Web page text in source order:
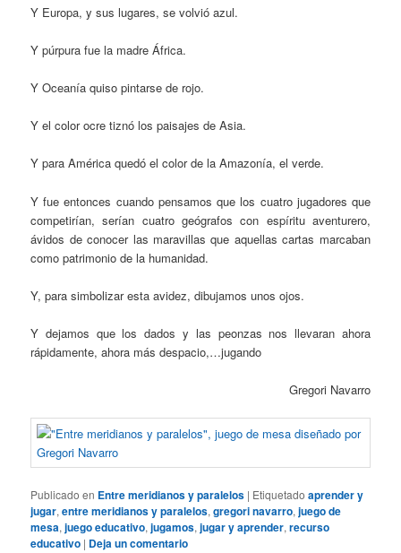
Y Europa, y sus lugares, se volvió azul.
Y púrpura fue la madre África.
Y Oceanía quiso pintarse de rojo.
Y el color ocre tiznó los paisajes de Asia.
Y para América quedó el color de la Amazonía, el verde.
Y fue entonces cuando pensamos que los cuatro jugadores que
competirían, serían cuatro geógrafos con espíritu aventurero,
ávidos de conocer las maravillas que aquellas cartas marcaban
como patrimonio de la humanidad.
Y, para simbolizar esta avidez, dibujamos unos ojos.
Y dejamos que los dados y las peonzas nos llevaran ahora
rápidamente, ahora más despacio,…jugando
Gregori Navarro
Publicado en Entre meridianos y paralelos | Etiquetado aprender y
jugar,entre meridianos y paralelos,gregori navarro,juego de
mesa,juego educativo,jugamos,jugar y aprender,recurso
educativo | Deja un comentario